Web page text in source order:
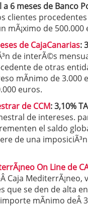
a 6 meses de Banco
clientes
mÃ¡ximo de 500.000
de CajaCanarias:
de interÃ©s
de otras
mÃ­nimo de 3.000
euros.
de CCM: 3,10%
de intereses.
el saldo
de una
On Line de
Caja MediterrÃ¡neo,
que se den de alta
importe mÃ­nimo deÂ